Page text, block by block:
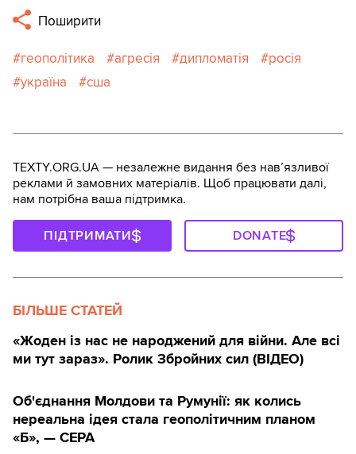
Поширити
геополітика агресія дипломатія
росія
україна
сша
TEXTY.ORG.UA — незалежне видання без навʼязливої
реклами й замовних матеріалів. Щоб працювати далі,
нам потрібна ваша підтримка.
ПІДТРИМАТИ DONATE
БІЛЬШЕ СТАТЕЙ
«Жоден із нас не народжений для війни. Але всі
ми тут зараз». Ролик Збройних сил (ВІДЕО)
Об'єднання Молдови та Румунії: як колись
нереальна ідея стала геополітичним планом
«Б», — CEPA